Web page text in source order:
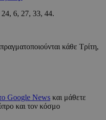
24, 6, 27, 33, 44.
πραγματοποιούνται κάθε Τρίτη,
Google News και μάθετε
και τον κόσμο